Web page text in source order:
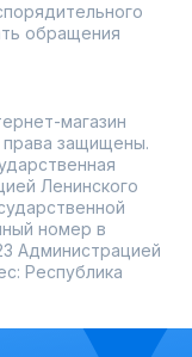
обращения
магазин
защищены.
Ленинского
номер в
Администрацией
Республика